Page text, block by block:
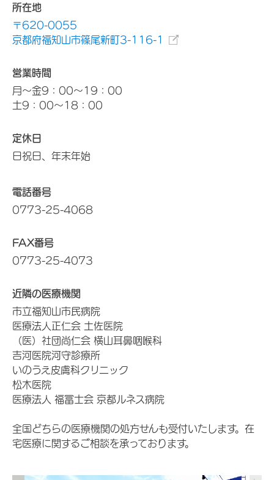
所在地
〒620-0055
京都府福知山市篠尾新町3-116-1
営業時間
月～金9：00～19：00
土9：00～18：00
定休日
日祝日、年末年始
電話番号
0773-25-4068
FAX番号
0773-25-4073
近隣の医療機関
市立福知山市民病院
医療法人正仁会 土佐医院
（医）社団尚仁会 横山耳鼻咽喉科
吉河医院河守診療所
いのうえ皮膚科クリニック
松木医院
医療法人 福冨士会 京都ルネス病院
全国どちらの医療機関の処方せんも受付いたします。在
宅医療に関するご相談を承っております。